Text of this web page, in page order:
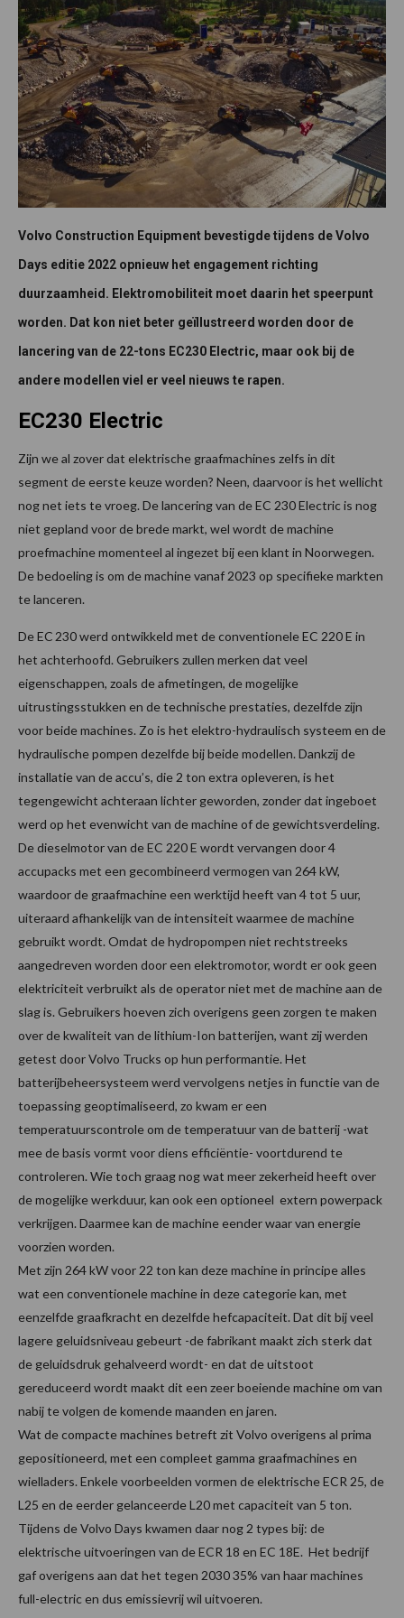
Volvo Construction Equipment bevestigde tijdens de Volvo
Days editie 2022 opnieuw het engagement richting
duurzaamheid. Elektromobiliteit moet daarin het speerpunt
worden. Dat kon niet beter geïllustreerd worden door de
lancering van de 22-tons EC230 Electric, maar ook bij de
andere modellen viel er veel nieuws te rapen.
EC230 Electric
Zijn we al zover dat elektrische graafmachines zelfs in dit
segment de eerste keuze worden? Neen, daarvoor is het wellicht
nog net iets te vroeg. De lancering van de EC 230 Electric is nog
niet gepland voor de brede markt, wel wordt de machine
proefmachine momenteel al ingezet bij een klant in Noorwegen.
De bedoeling is om de machine vanaf 2023 op specifieke markten
te lanceren.
De EC 230 werd ontwikkeld met de conventionele EC 220 E in
het achterhoofd. Gebruikers zullen merken dat veel
eigenschappen, zoals de afmetingen, de mogelijke
uitrustingsstukken en de technische prestaties, dezelfde zijn
voor beide machines. Zo is het elektro-hydraulisch systeem en de
hydraulische pompen dezelfde bij beide modellen. Dankzij de
installatie van de accu’s, die 2 ton extra opleveren, is het
tegengewicht achteraan lichter geworden, zonder dat ingeboet
werd op het evenwicht van de machine of de gewichtsverdeling.
De dieselmotor van de EC 220 E wordt vervangen door 4
accupacks met een gecombineerd vermogen van 264 kW,
waardoor de graafmachine een werktijd heeft van 4 tot 5 uur,
uiteraard afhankelijk van de intensiteit waarmee de machine
gebruikt wordt. Omdat de hydropompen niet rechtstreeks
aangedreven worden door een elektromotor, wordt er ook geen
elektriciteit verbruikt als de operator niet met de machine aan de
slag is. Gebruikers hoeven zich overigens geen zorgen te maken
over de kwaliteit van de lithium-Ion batterijen, want zij werden
getest door Volvo Trucks op hun performantie. Het
batterijbeheersysteem werd vervolgens netjes in functie van de
toepassing geoptimaliseerd, zo kwam er een
temperatuurscontrole om de temperatuur van de batterij -wat
mee de basis vormt voor diens efficiëntie- voortdurend te
controleren. Wie toch graag nog wat meer zekerheid heeft over
de mogelijke werkduur, kan ook een optioneel extern powerpack
verkrijgen. Daarmee kan de machine eender waar van energie
voorzien worden.
Met zijn 264 kW voor 22 ton kan deze machine in principe alles
wat een conventionele machine in deze categorie kan, met
eenzelfde graafkracht en dezelfde hefcapaciteit. Dat dit bij veel
lagere geluidsniveau gebeurt -de fabrikant maakt zich sterk dat
de geluidsdruk gehalveerd wordt- en dat de uitstoot
gereduceerd wordt maakt dit een zeer boeiende machine om van
nabij te volgen de komende maanden en jaren.
Wat de compacte machines betreft zit Volvo overigens al prima
gepositioneerd, met een compleet gamma graafmachines en
wielladers. Enkele voorbeelden vormen de elektrische ECR 25, de
L25 en de eerder gelanceerde L20 met capaciteit van 5 ton.
Tijdens de Volvo Days kwamen daar nog 2 types bij: de
elektrische uitvoeringen van de ECR 18 en EC 18E. Het bedrijf
gaf overigens aan dat het tegen 2030 35% van haar machines
full-electric en dus emissievrij wil uitvoeren.